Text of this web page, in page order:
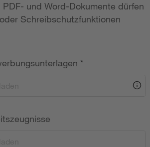
und Word-Dokumente dürfen
Schreibschutzfunktionen
*